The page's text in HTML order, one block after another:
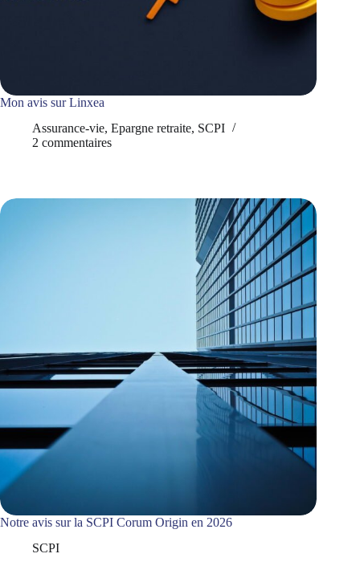
Mon avis sur Linxea
Assurance-vie, Epargne retraite, SCPI
2 commentaires
Notre avis sur la SCPI Corum Origin en 2026
SCPI